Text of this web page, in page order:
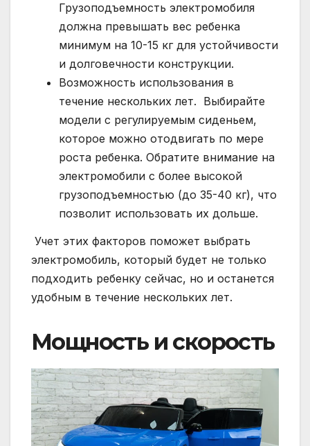
Грузоподъемность электромобиля
должна превышать вес ребенка
минимум на 10-15 кг для устойчивости
и долговечности конструкции.
Возможность использования в
течение нескольких лет. Выбирайте
модели с регулируемым сиденьем,
которое можно отодвигать по мере
роста ребенка. Обратите внимание на
электромобили с более высокой
грузоподъемностью (до 35-40 кг), что
позволит использовать их дольше.
Учет этих факторов поможет выбрать
электромобиль, который будет не только
подходить ребенку сейчас, но и останется
удобным в течение нескольких лет.
Мощность и скорость